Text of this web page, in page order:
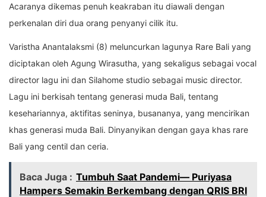
Acaranya dikemas penuh keakraban itu diawali dengan
perkenalan diri dua orang penyanyi cilik itu.
Varistha Anantalaksmi (8) meluncurkan lagunya Rare Bali yang
diciptakan oleh Agung Wirasutha, yang sekaligus sebagai vocal
director lagu ini dan Silahome studio sebagai music director.
Lagu ini berkisah tentang generasi muda Bali, tentang
kesehariannya, aktifitas seninya, busananya, yang mencirikan
khas generasi muda Bali. Dinyanyikan dengan gaya khas rare
Bali yang centil dan ceria.
Baca Juga : Tumbuh Saat Pandemi— Puriyasa
Hampers Semakin Berkembang dengan QRIS BRI